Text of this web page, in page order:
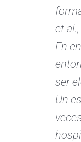
et
En
ser
Un